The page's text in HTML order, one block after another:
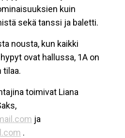
kuin
sekä tanssi ja baletti.
nousta, kun kaikki
ovat hallussa, 1A on
tilaa.
toimivat Liana
ja
.